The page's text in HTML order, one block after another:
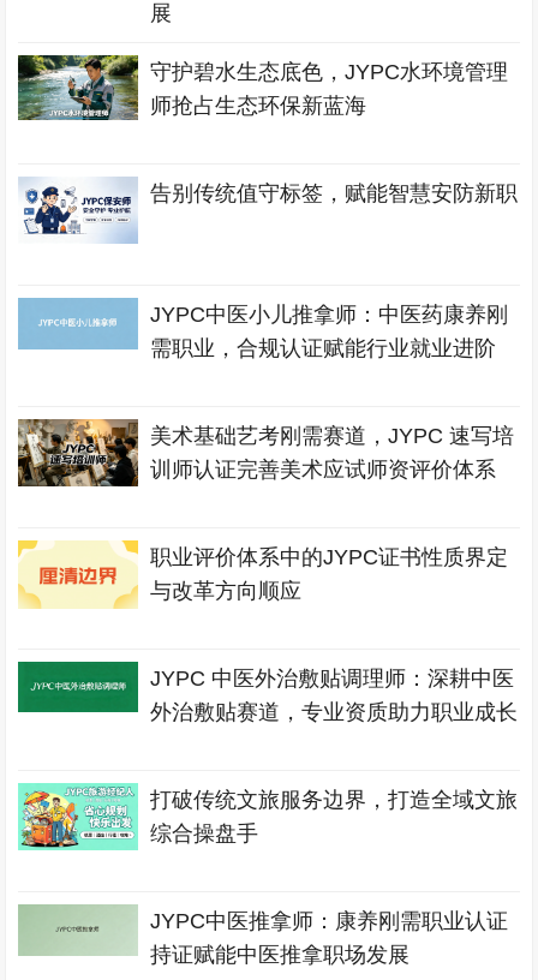
展
守护碧水生态底色，JYPC水环境管理
师抢占生态环保新蓝海
告别传统值守标签，赋能智慧安防新职
JYPC中医小儿推拿师：中医药康养刚
需职业，合规认证赋能行业就业进阶
美术基础艺考刚需赛道，JYPC 速写培
训师认证完善美术应试师资评价体系
职业评价体系中的JYPC证书性质界定
与改革方向顺应
JYPC 中医外治敷贴调理师：深耕中医
外治敷贴赛道，专业资质助力职业成长
打破传统文旅服务边界，打造全域文旅
综合操盘手
JYPC中医推拿师：康养刚需职业认证
持证赋能中医推拿职场发展